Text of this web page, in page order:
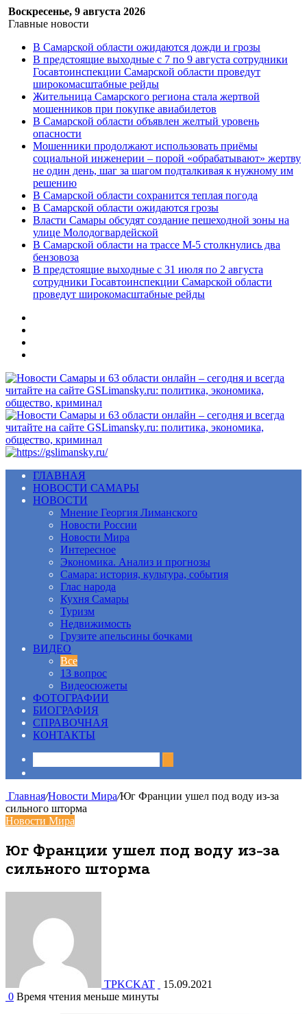
Воскресенье, 9 августа 2026
Главные новости
В Самарской области ожидаются дожди и грозы
В предстоящие выходные с 7 по 9 августа сотрудники
Госавтоинспекции Самарской области проведут
широкомасштабные рейды
Жительница Самарского региона стала жертвой
мошенников при покупке авиабилетов
В Самарской области объявлен желтый уровень
опасности
Мошенники продолжают использовать приёмы
социальной инженерии – порой «обрабатывают» жертву
не один день, шаг за шагом подталкивая к нужному им
решению
В Самарской области сохранится теплая погода
В Самарской области ожидаются грозы
Власти Самары обсудят создание пешеходной зоны на
улице Молодогвардейской
В Самарской области на трассе М-5 столкнулись два
бензовоза
В предстоящие выходные с 31 июля по 2 августа
сотрудники Госавтоинспекции Самарской области
проведут широкомасштабные рейды
Меню
ГЛАВНАЯ
НОВОСТИ САМАРЫ
НОВОСТИ
Мнение Георгия Лиманского
Новости России
Новости Мира
Интересное
Экономика. Анализ и прогнозы
Самара: история, культура, события
Глас народа
Кухня Самары
Туризм
Недвижимость
Грузите апельсины бочками
ВИДЕО
Все
13 вопрос
Видеосюжеты
ФОТОГРАФИИ
БИОГРАФИЯ
СПРАВОЧНАЯ
КОНТАКТЫ
Главная/Новости Мира/Юг Франции ушел под воду из-за
сильного шторма
Новости Мира
Юг Франции ушел под воду из-за
сильного шторма
TPKCKAT
15.09.2021
0 Время чтения меньше минуты